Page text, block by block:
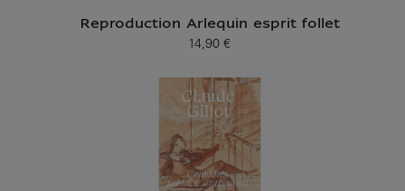
Reproduction Arlequin esprit follet
Prix ​​actuel
14,90 €